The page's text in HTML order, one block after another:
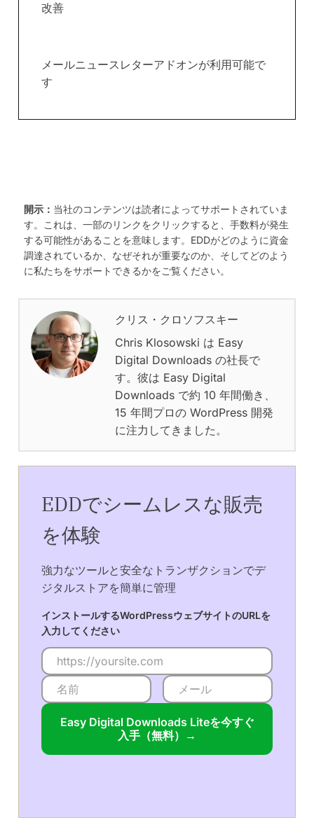
改善
メールニュースレターアドオンが利用可能で
す
開示： 当社のコンテンツは読者によってサポートされていま
す。これは、一部のリンクをクリックすると、手数料が発生
する可能性があることを意味します。EDDがどのように資金
調達されているか、なぜそれが重要なのか、そしてどのよう
に私たちをサポートできるかをご覧ください。
クリス・クロソフスキー
Chris Klosowski は Easy
Digital Downloads の社長で
す。彼は Easy Digital
Downloads で約 10 年間働き、
15 年間プロの WordPress 開発
に注力してきました。
EDDでシームレスな販売
を体験
強力なツールと安全なトランザクションでデ
ジタルストアを簡単に管理
インストールするWordPressウェブサイトのURLを
入力してください
Easy Digital Downloads Liteを今すぐ
入手（無料）→